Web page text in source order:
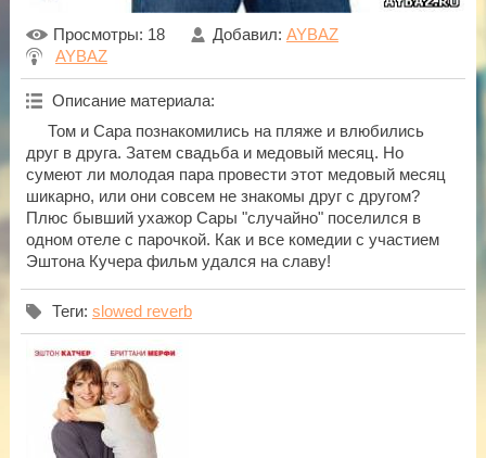
Просмотры: 18 Добавил: AYBAZ
AYBAZ
Описание материала:
Том и Сара познакомились на пляже и влюбились
друг в друга. Затем свадьба и медовый месяц. Но
сумеют ли молодая пара провести этот медовый месяц
шикарно, или они совсем не знакомы друг с другом?
Плюс бывший ухажор Сары "случайно" поселился в
одном отеле с парочкой. Как и все комедии с участием
Эштона Кучера фильм удался на славу!
Теги: slowed reverb